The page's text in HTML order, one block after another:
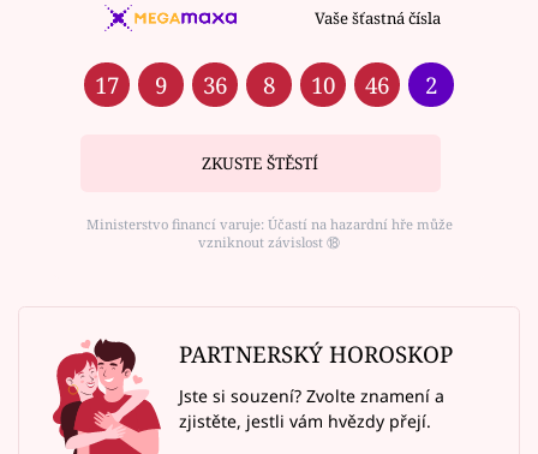
Vaše šťastná čísla
17 9 36 8 10 46 2
ZKUSTE ŠTĚSTÍ
Ministerstvo financí varuje: Účastí na hazardní hře může
vzniknout závislost ⑱
PARTNERSKÝ HOROSKOP
Jste si souzení? Zvolte znamení a
zjistěte, jestli vám hvězdy přejí.